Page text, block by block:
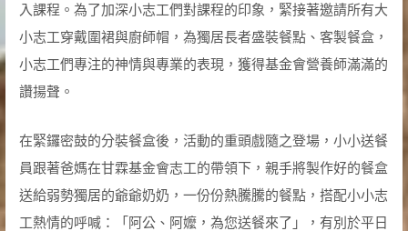
入課程。為了加深小志工們對課程的印象，緊接著邀請所有大
小志工穿戴圍裙與廚師帽，為獨居長者盛裝餐點、客製餐盒，
小志工們專注的神情與專業的表現，獲得基金會營養師滿滿的
讚揚聲。
在緊鑼密鼓的分裝餐盒後，活動的重頭戲隨之登場，小小送餐
員跟著爸媽在甘霖基金會志工的帶領下，親手將製作好的餐盒
送給弱勢獨居的爺爺奶奶，一份份熱騰騰的餐點，搭配小小志
工熱情的呼喊：「阿公、阿嬤，為您送餐來了」，有別於平日